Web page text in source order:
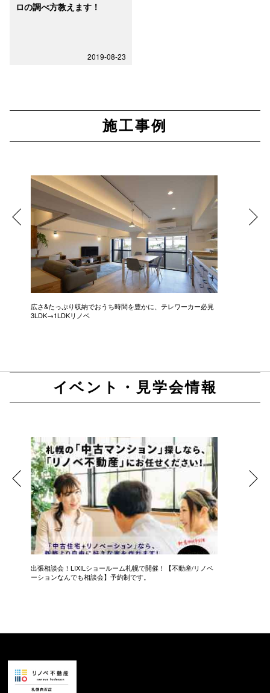
ロの調べ方教えます！
2019-08-23
施工事例
広さ&たっぷり収納でおうち時間を豊かに、テレワーカー必見
3LDK→1LDKリノベ
イベント・見学会情報
出張相談会！LIXILショールーム札幌で開催！【不動産/リノベ
ーションなんでも相談会】予約制です。